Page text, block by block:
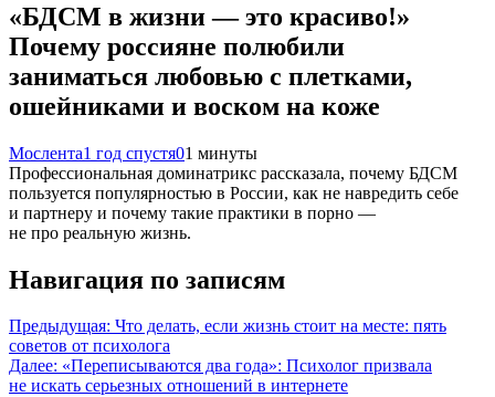
«БДСМ в жизни — это красиво!»
Почему россияне полюбили
заниматься любовью с плетками,
ошейниками и воском на коже
Мослента1 год спустя01 минуты
Профессиональная доминатрикс рассказала, почему БДСМ
пользуется популярностью в России, как не навредить себе
и партнеру и почему такие практики в порно —
не про реальную жизнь.
Навигация по записям
Предыдущая: Что делать, если жизнь стоит на месте: пять
советов от психолога
Далее: «Переписываются два года»: Психолог призвала
не искать серьезных отношений в интернете